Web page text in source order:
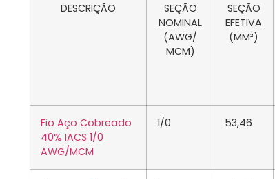
DESCRIÇÃO
SEÇÃO
NOMINAL
(AWG/
MCM)
SEÇÃO
EFETIVA
(MM²)
Fio Aço Cobreado
40% IACS 1/0
AWG/MCM
1/0 53,46